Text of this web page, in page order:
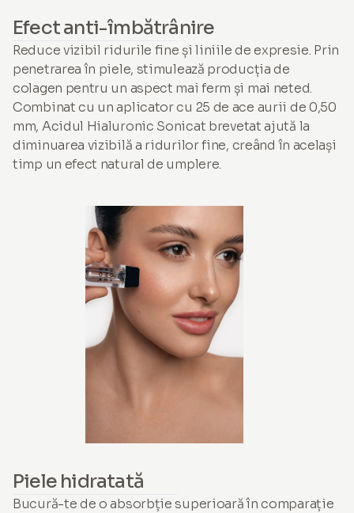
Efect anti-îmbătrânire
Reduce vizibil ridurile fine și liniile de expresie. Prin
penetrarea în piele, stimulează producția de
colagen pentru un aspect mai ferm și mai neted.
Combinat cu un aplicator cu 25 de ace aurii de 0,50
mm, Acidul Hialuronic Sonicat brevetat ajută la
diminuarea vizibilă a ridurilor fine, creând în același
timp un efect natural de umplere.
Piele hidratată
Bucură-te de o absorbție superioară în comparație